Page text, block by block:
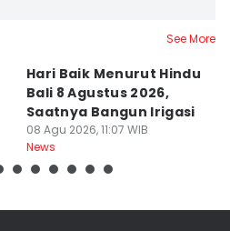
See More
Hari Baik Menurut Hindu
Bali 8 Agustus 2026,
Saatnya Bangun Irigasi
08 Agu 2026, 11:07 WIB
News